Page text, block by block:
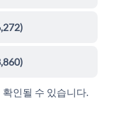
)
)
인될 수 있습니다.